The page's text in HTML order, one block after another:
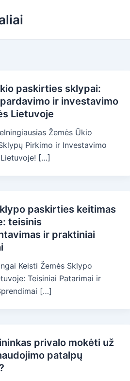
paskirties sklypai:
ir investavimo
Lietuvoje
Žemės Ūkio
Pirkimo ir Investavimo
[…]
paskirties keitimas
teisinis
ir praktiniai
Keisti Žemės Sklypo
Teisiniai Patarimai ir
[…]
privalo mokėti už
patalpų